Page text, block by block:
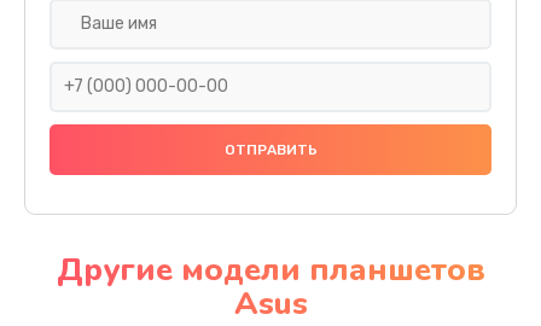
Сбор/Разбор
Чистка динамика и микрофонов (с разбором)
Другие модели планшетов
Asus